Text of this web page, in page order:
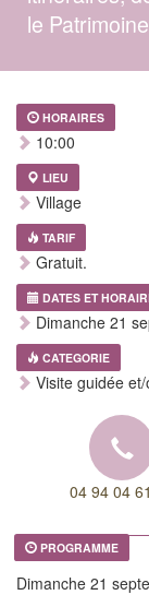
le
HORAIRES
10:00
LIEU
Village
TARIF
Gratuit.
DATES ET
Dimanche 21
CATEGORIE
Visite guidée
04 94 04
PROGRAMME
Dimanche 21